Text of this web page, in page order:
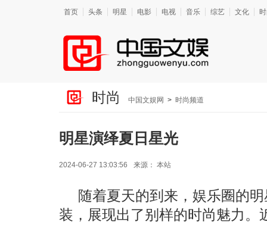
首页 头条 明星 电影 电视 音乐 综艺 文化
时尚 中国文娱网 > 时尚频道
明星演绎夏日星光
2024-06-27 13:03:56 来源： 本站
随着夏天的到来，娱乐圈的
装，展现出了别样的时尚魅力。